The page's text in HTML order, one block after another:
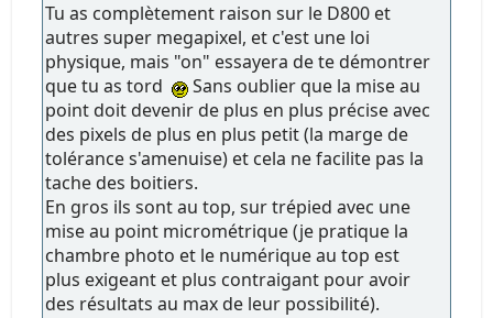
Tu as complètement raison sur le D800 et
autres super megapixel, et c'est une loi
physique, mais "on" essayera de te démontrer
que tu as tord
Sans oublier que la mise au
point doit devenir de plus en plus précise avec
des pixels de plus en plus petit (la marge de
tolérance s'amenuise) et cela ne facilite pas la
tache des boitiers.
En gros ils sont au top, sur trépied avec une
mise au point micrométrique (je pratique la
chambre photo et le numérique au top est
plus exigeant et plus contraigant pour avoir
des résultats au max de leur possibilité).